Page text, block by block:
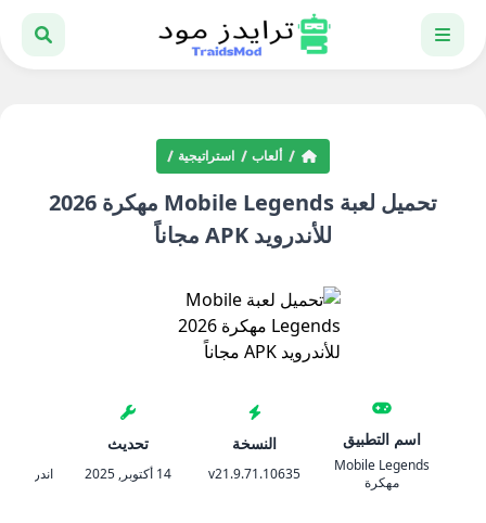
ألعاب استراتيجية
تحميل لعبة Mobile Legends مهكرة 2026
للأندرويد APK مجاناً
اسم التطبيق
Mobile Legends
مهكرة
النسخة
v21.9.71.10635
تحديث
14 أكتوبر, 2025 اندرويد 4.4 والأحدث